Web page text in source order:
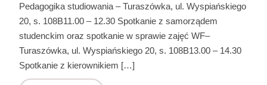
Pedagogika studiowania – Turaszówka, ul. Wyspiańskiego
20, s. 108B11.00 – 12.30 Spotkanie z samorządem
studenckim oraz spotkanie w sprawie zajęć WF–
Turaszówka, ul. Wyspiańskiego 20, s. 108B13.00 – 14.30
Spotkanie z kierownikiem […]